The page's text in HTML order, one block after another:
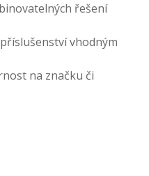
řešení
vhodným
na značku či